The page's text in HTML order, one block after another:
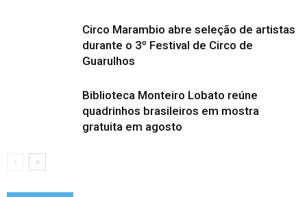
Circo Marambio abre seleção de artistas
durante o 3º Festival de Circo de
Guarulhos
Biblioteca Monteiro Lobato reúne
quadrinhos brasileiros em mostra
gratuita em agosto